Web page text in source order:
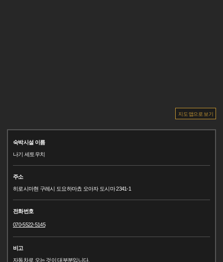
지도 앱으로 보기
숙박시설 이름
나기 세토우치
주소
히로시마현 구레시 도요하마쵸 오아자 도시마 2341-1
전화번호
070-5522-5145
비고
자동차로 오는 것이 대부분입니다.